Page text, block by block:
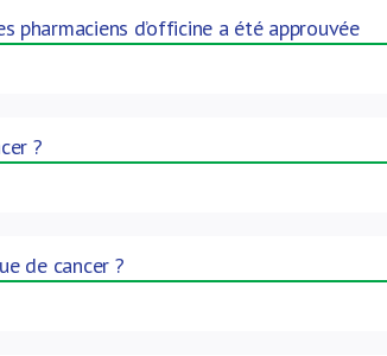
pharmaciens d’officine a été approuvée
?
de cancer ?